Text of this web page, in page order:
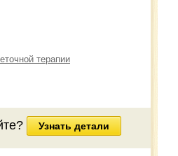
терапии
Узнать детали